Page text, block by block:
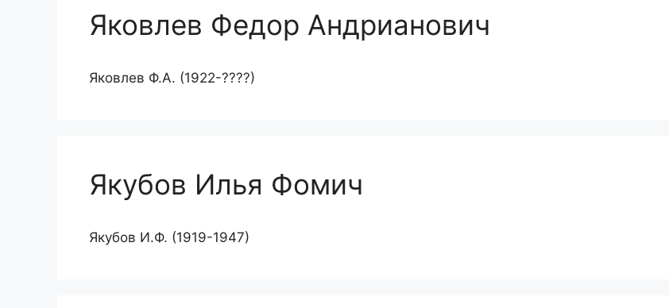
Яковлев Федор Андрианович
Яковлев Ф.А. (1922-????)
Якубов Илья Фомич
Якубов И.Ф. (1919-1947)